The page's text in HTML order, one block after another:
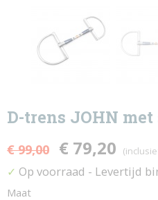
D-trens JOHN
€ 99,00 € 79,20
✓ Op voorraad - Levertijd
Maat